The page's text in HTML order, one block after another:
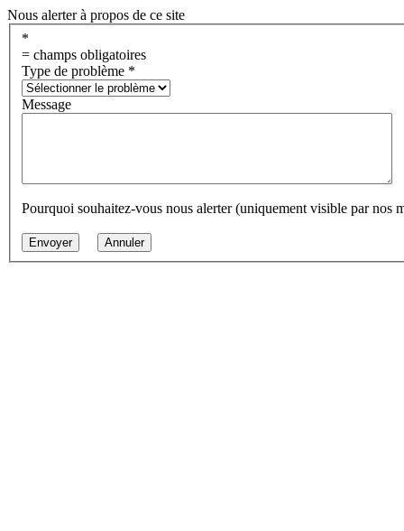
Nous alerter à propos de ce site
*
= champs obligatoires
Type de problème *
Message
Pourquoi souhaitez-vous nous alerter (uniquement visible par nos